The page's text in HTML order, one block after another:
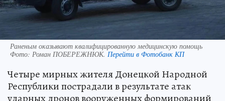
Раненым оказывают квалифицированную медицинскую помощь
Фото: Роман ПОБЕРЕЖНЮК. Перейти в Фотобанк КП
Четыре мирных жителя Донецкой Народной
Республики пострадали в результате атак
ударных дронов вооруженных формирований